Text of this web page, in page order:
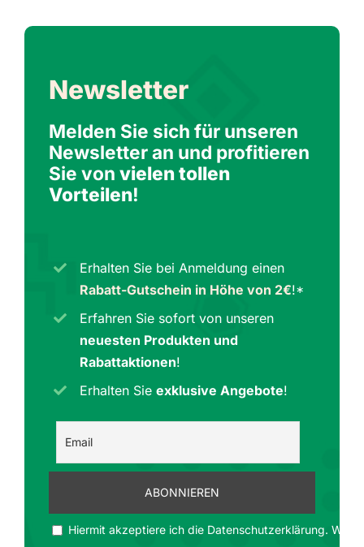
Newsletter
Melden Sie sich für unseren
Newsletter an und profitieren
Sie von vielen tollen
Vorteilen!
Erhalten Sie bei Anmeldung einen
Rabatt-Gutschein in Höhe von 2€!*
Erfahren Sie sofort von unseren
neuesten Produkten und
Rabattaktionen!
Erhalten Sieexklusive Angebote!
Hiermit akzeptiere ich die Datenschutzerklärung. Wir